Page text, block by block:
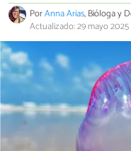
PorAnna Arias, Bióloga y
Actualizado: 29 mayo 2025